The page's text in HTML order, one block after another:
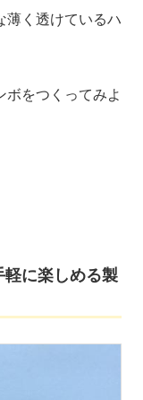
薄く透けているハ
ボをつくってみよ
軽に楽しめる製